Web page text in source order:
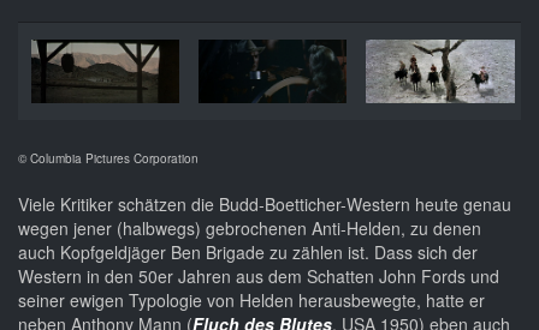
© Columbia Pictures Corporation
Viele Kritiker schätzen die Budd-Boetticher-Western heute genau
wegen jener (halbwegs) gebrochenen Anti-Helden, zu denen
auch Kopfgeldjäger Ben Brigade zu zählen ist. Dass sich der
Western in den 50er Jahren aus dem Schatten John Fords und
seiner ewigen Typologie von Helden herausbewegte, hatte er
neben Anthony Mann (Fluch des Blutes, USA 1950) eben auch